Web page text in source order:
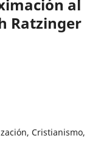
al
Ratzinger
Cristianismo,